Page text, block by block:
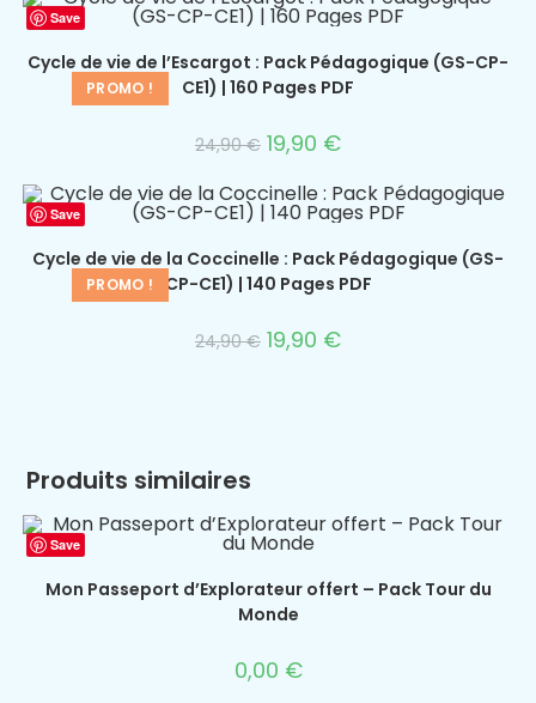
Save
PROMO !
Cycle de vie de l’Escargot : Pack Pédagogique (GS-CP-
CE1) | 160 Pages PDF
24,90€ 19,90 €
Save
PROMO !
Cycle de vie de la Coccinelle : Pack Pédagogique (GS-
CP-CE1) | 140 Pages PDF
24,90€ 19,90 €
Produits similaires
Save
Mon Passeport d’Explorateur offert – Pack Tour du
Monde
0,00 €